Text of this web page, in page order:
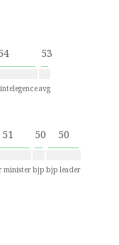
53
avg
51
minister
50
bjp
50
bjp leader